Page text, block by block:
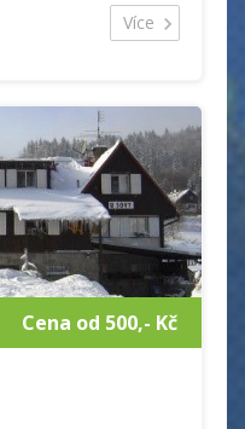
dovolenou
Na své si
s moderním
ubytovat se
zařízení se
umyvadlem. Další
na chodbě.
Více
Cena od 500,- Kč